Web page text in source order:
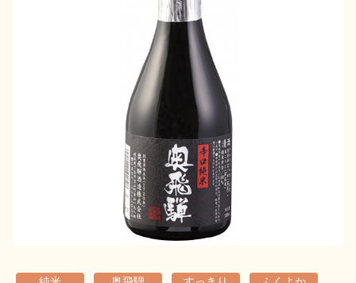
地酒カタログ
地酒解体新書
お楽しみコンテンツ